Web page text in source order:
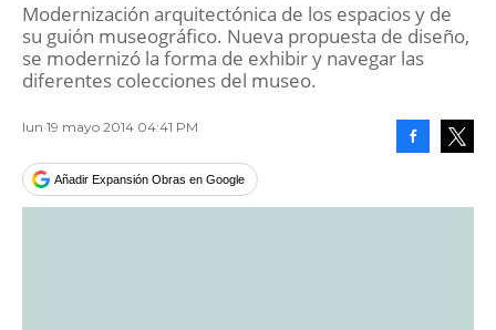
Modernización arquitectónica de los espacios y de
su guión museográfico. Nueva propuesta de diseño,
se modernizó la forma de exhibir y navegar las
diferentes colecciones del museo.
lun 19 mayo 2014 04:41 PM
Añadir Expansión Obras en Google